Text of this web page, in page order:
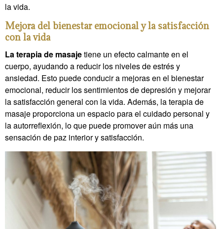
la vida.
Mejora del bienestar emocional y la satisfacción
con la vida
La terapia de masajetiene un efecto calmante en el
cuerpo, ayudando a reducir los niveles de estrés y
ansiedad. Esto puede conducir a mejoras en el bienestar
emocional, reducir los sentimientos de depresión y mejorar
la satisfacción general con la vida. Además, la terapia de
masaje proporciona un espacio para el cuidado personal y
la autorreflexión, lo que puede promover aún más una
sensación de paz interior y satisfacción.